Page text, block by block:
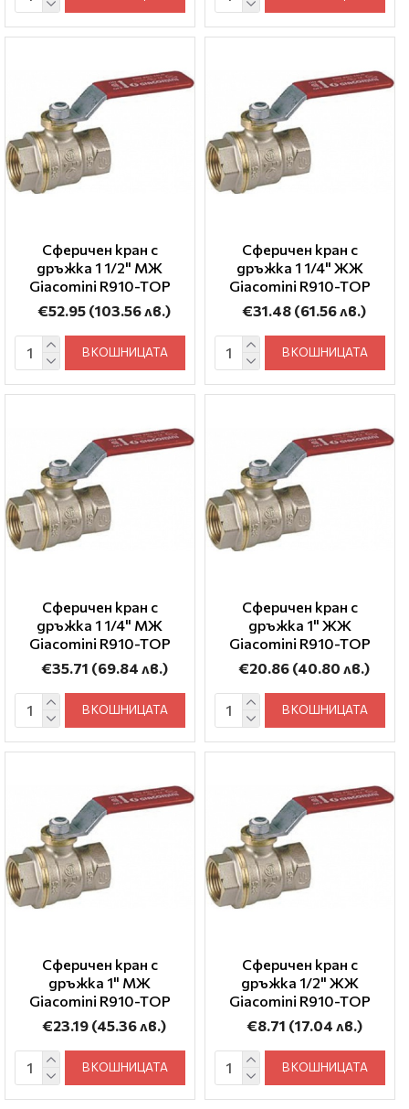
Сферичен кран с
дръжка 1 1/2" МЖ
Giacomini R910-TOP
€52.95 (103.56 лв.)
В КОШНИЦАТА
Сферичен кран с
дръжка 1 1/4" ЖЖ
Giacomini R910-TOP
€31.48 (61.56 лв.)
В КОШНИЦАТА
Сферичен кран с
дръжка 1 1/4" МЖ
Giacomini R910-TOP
€35.71 (69.84 лв.)
В КОШНИЦАТА
Сферичен кран с
дръжка 1" ЖЖ
Giacomini R910-TOP
€20.86 (40.80 лв.)
В КОШНИЦАТА
Сферичен кран с
дръжка 1" МЖ
Giacomini R910-TOP
€23.19 (45.36 лв.)
В КОШНИЦАТА
Сферичен кран с
дръжка 1/2" ЖЖ
Giacomini R910-TOP
€8.71 (17.04 лв.)
В КОШНИЦАТА